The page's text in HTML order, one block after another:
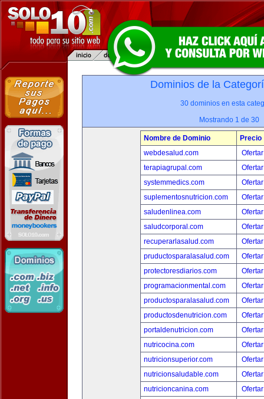
Dominios de la
30 dominios en esta
Mostrando 1 de 30
Nombre de Dominio
Precio
webdesalud.com
terapiagrupal.com
systemmedics.com
suplementosnutricion.com
saludenlinea.com
saludcorporal.com
recuperarlasalud.com
pruductosparalasalud.com
protectoresdiarios.com
programacionmental.com
productosparalasalud.com
productosdenutricion.com
portaldenutricion.com
nutricocina.com
nutricionsuperior.com
nutricionsaludable.com
nutricioncanina.com